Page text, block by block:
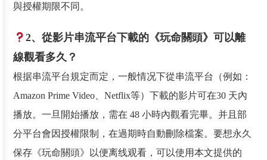
與授權期限不同。
2、從影片串流平台下載的《玩命關頭》可以離
線觀看多久？
根据串流平台規定而定，一般情况下從串流平台（例如：
Amazon Prime Video、Netflix等）下載的影片可在30 天內
播放。一旦開始播放，需在 48 小時內觀看完畢。并且部
分平台會因授權限制，在過期時自動刪除檔案。要想永久
保存《玩命關頭》以便离线观看，可以使用本文提供的